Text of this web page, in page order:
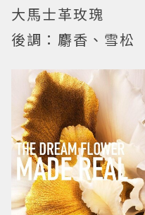
大馬士革玫瑰
後調：麝香、雪松